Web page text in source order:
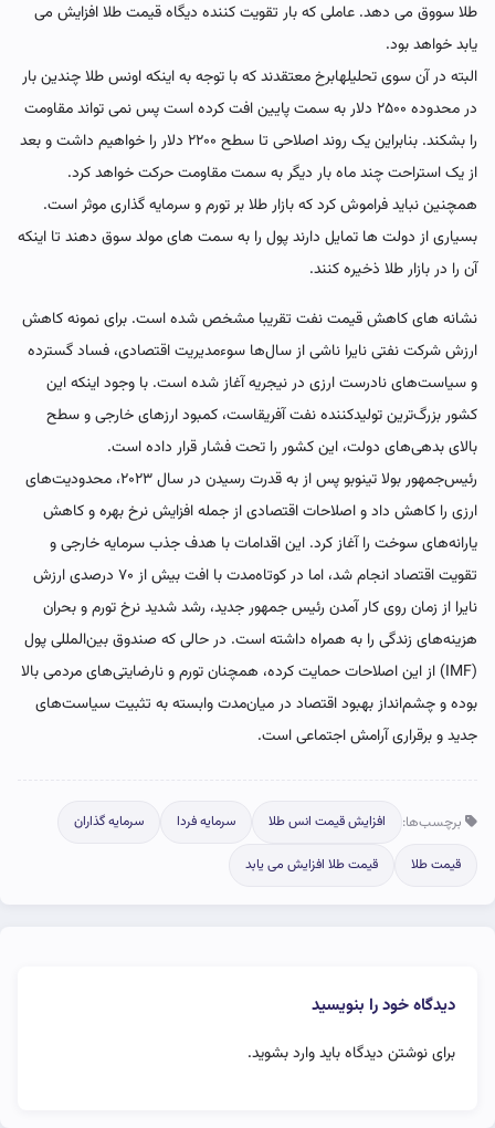
طلا سووق می دهد. عاملی که بار تقویت کننده دیگاه قیمت طلا افزایش می
یابد خواهد بود.
البته در آن سوی تحلیلهابرخ معتقدند که با توجه به اینکه اونس طلا چندین بار
در محدوده ۲۵۰۰ دلار به سمت پایین افت کرده است پس نمی تواند مقاومت
را بشکند. بنابراین یک روند اصلاحی تا سطح ۲۲۰۰ دلار را خواهیم داشت و بعد
از یک استراحت چند ماه بار دیگر به سمت مقاومت حرکت خواهد کرد.
همچنین نباید فراموش کرد که بازار طلا بر تورم و سرمایه گذاری موثر است.
بسیاری از دولت ها تمایل دارند پول را به سمت های مولد سوق دهند تا اینکه
آن را در بازار طلا ذخیره کنند.
نشانه های کاهش قیمت نفت تقریبا مشخص شده است. برای نمونه کاهش
ارزش شرکت نفتی نایرا ناشی از سال‌ها سوءمدیریت اقتصادی، فساد گسترده
و سیاست‌های نادرست ارزی در نیجریه آغاز شده است. با وجود اینکه این
کشور بزرگ‌ترین تولیدکننده نفت آفریقاست، کمبود ارزهای خارجی و سطح
بالای بدهی‌های دولت، این کشور را تحت فشار قرار داده است.
رئیس‌جمهور بولا تینوبو پس از به قدرت رسیدن در سال ۲۰۲۳، محدودیت‌های
ارزی را کاهش داد و اصلاحات اقتصادی از جمله افزایش نرخ بهره و کاهش
یارانه‌های سوخت را آغاز کرد. این اقدامات با هدف جذب سرمایه خارجی و
تقویت اقتصاد انجام شد، اما در کوتاه‌مدت با افت بیش از ۷۰ درصدی ارزش
نایرا از زمان روی کار آمدن رئیس جمهور جدید، رشد شدید نرخ تورم و بحران
هزینه‌های زندگی را به همراه داشته است. در حالی که صندوق بین‌المللی پول
(IMF) از این اصلاحات حمایت کرده، همچنان تورم و نارضایتی‌های مردمی بالا
بوده و چشم‌انداز بهبود اقتصاد در میان‌مدت وابسته به تثبیت سیاست‌های
جدید و برقراری آرامش اجتماعی است.
برچسب‌ها: افزایش قیمت انس طلا سرمایه فردا سرمایه گذاران
قیمت طلا قیمت طلا افزایش می یابد
دیدگاه خود را بنویسید
برای نوشتن دیدگاه بایدوارد بشوید.